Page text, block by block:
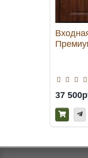
37